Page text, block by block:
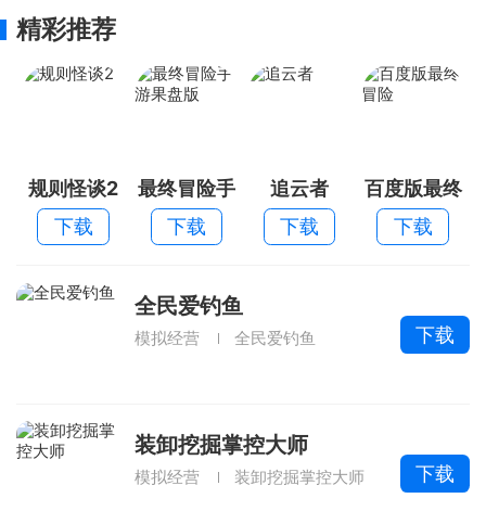
精彩推荐
规则怪谈2
下载
最终冒险手
游果盘版
下载
追云者
下载
百度版最终
冒险
下载
全民爱钓鱼
模拟经营 全民爱钓鱼 下载
装卸挖掘掌控大师
模拟经营 装卸挖掘掌控大师 下载